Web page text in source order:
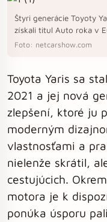
Štyri generácie Toyoty
získali titul Auto roka v
Foto: netcarshow.com
Toyota Yaris sa
2021 a jej nová
zlepšení, ktoré ju
moderným
vlastnosťami a
nielenže skrátil,
cestujúcich.
motora je k
ponúka úsporu